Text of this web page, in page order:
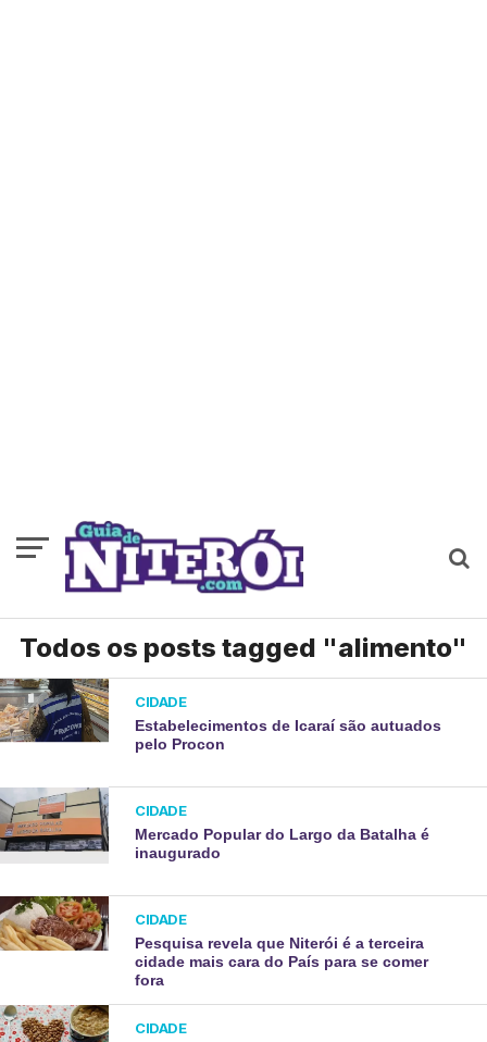
Todos os posts tagged "alimento"
CIDADE
Estabelecimentos de Icaraí são autuados
pelo Procon
CIDADE
Mercado Popular do Largo da Batalha é
inaugurado
CIDADE
Pesquisa revela que Niterói é a terceira
cidade mais cara do País para se comer
fora
CIDADE